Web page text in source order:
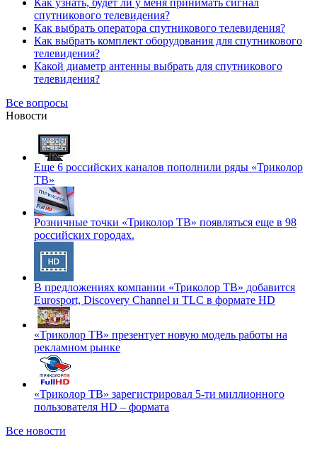
Как узнать, будет ли у меня принимать сигнал
спутникового телевидения?
Как выбрать оператора спутникового телевидения?
Как выбрать комплект оборудования для спутникового
телевидения?
Какой диаметр антенны выбрать для спутникового
телевидения?
Все вопросы
Новости
Еще 6 российских каналов пополнили ряды «Триколор
ТВ»
Розничные точки «Триколор ТВ» появляться еще в 98
российских городах.
В предложениях компании «Триколор ТВ» добавится
Eurosport, Discovery Channel и TLC в формате HD
«Триколор ТВ» презентует новую модель работы на
рекламном рынке
«Триколор ТВ» зарегистрировал 5-ти миллионного
пользователя HD – формата
Все новости